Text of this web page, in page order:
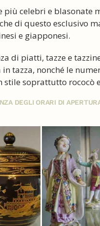
celebri e blasonate
di questo esclusivo
e giapponesi.
di piatti, tazze e
tazza, nonché le
soprattutto rococò
DEGLI ORARI DI